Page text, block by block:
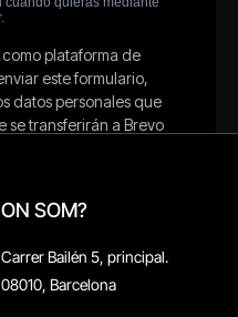
ON SOM?
Carrer Bailén 5, principal.
08010, Barcelona